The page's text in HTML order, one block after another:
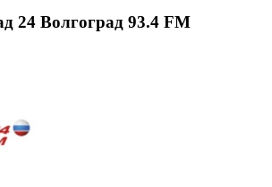
24 Волгоград 93.4 FM